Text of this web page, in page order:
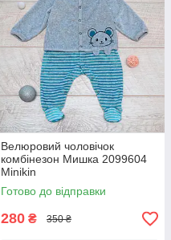
Велюровий чоловічок
комбінезон Мишка 2099604
Minikin
Готово до відправки
280 ₴ 350 ₴